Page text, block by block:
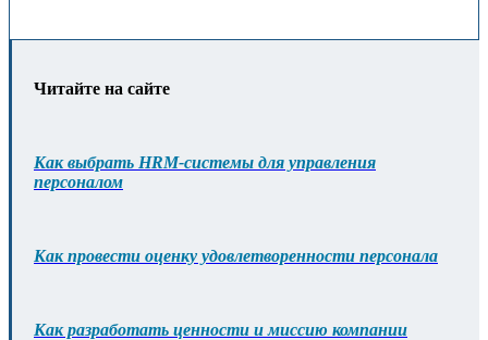
Читайте на сайте
Как выбрать HRM-системы для управления
персоналом
Как провести оценку удовлетворенности персонала
Как разработать ценности и миссию компании